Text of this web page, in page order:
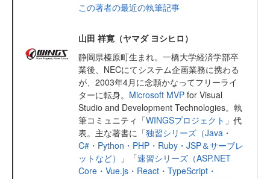
この著者の最近の執筆記事
山田 祥寛（ヤマダ ヨシヒロ）
静岡県榛原町生まれ。一橋大学経済学部卒
業後、NECにてシステム企画業務に携わる
が、2003年4月に念願かなってフリーライ
ターに転身。 Microsoft MVP for Visual
Studio and Development Technologies。執
筆コミュニティ「WINGSプロジェクト 」代
表。主な著書に「独習シリーズ（Java・
C#・Python・PHP・Ruby・JSP＆サーブレ
ットなど）
」「速習シリーズ（ASP.NET
Core・Vue.js・React・TypeScript・